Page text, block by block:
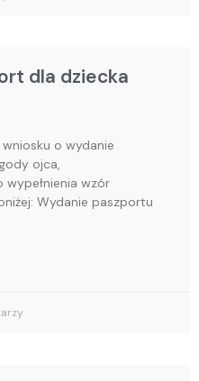
dla dziecka
o wydanie
ojca,
wzór
Wydanie paszportu